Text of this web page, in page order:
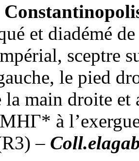
et diadémé
sceptre
le pied
la main droite
à
–